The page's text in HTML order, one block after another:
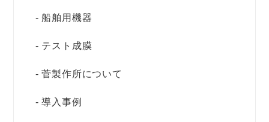
船舶用機器
テスト成膜
菅製作所について
導入事例